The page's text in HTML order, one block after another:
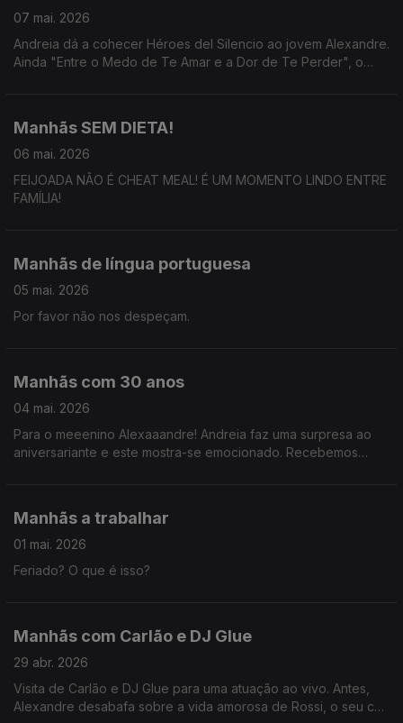
07 mai. 2026
Andreia dá a cohecer Héroes del Silencio ao jovem Alexandre.
Ainda "Entre o Medo de Te Amar e a Dor de Te Perder", o
Manhãs SEM DIETA!
06 mai. 2026
FEIJOADA NÃO É CHEAT MEAL! É UM MOMENTO LINDO ENTRE
FAMÍLIA!
Manhãs de língua portuguesa
05 mai. 2026
Por favor não nos despeçam.
Manhãs com 30 anos
04 mai. 2026
Para o meeenino Alexaaandre! Andreia faz uma surpresa ao
aniversariante e este mostra-se emocionado. Recebemos
Manhãs a trabalhar
01 mai. 2026
Feriado? O que é isso?
Manhãs com Carlão e DJ Glue
29 abr. 2026
Visita de Carlão e DJ Glue para uma atuação ao vivo. Antes,
Alexandre desabafa sobre a vida amorosa de Rossi, o seu cão